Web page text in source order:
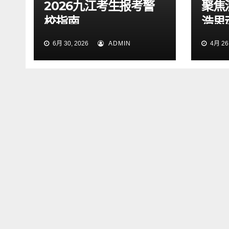
2026九江考生报考警
校指南
6月 30, 2026 ADMIN
聚焦
浩思
力技
4月